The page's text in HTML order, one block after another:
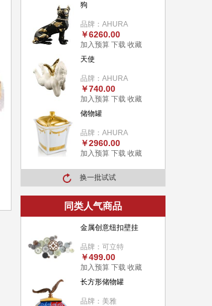
狗
品牌：AHURA
￥6260.00
加入预算 下载 收藏
天使
品牌：AHURA
￥740.00
加入预算 下载 收藏
储物罐
品牌：AHURA
￥2960.00
加入预算 下载 收藏
换一批试试
同类人气商品
金属创意纽扣壁挂
品牌：可立特
￥499.00
加入预算 下载 收藏
长方形储物罐
品牌：美雅